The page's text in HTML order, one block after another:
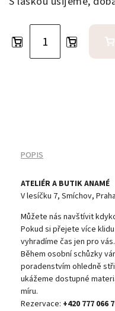
POPIS
ATELIÉR A BUTIK ANAMÉ
V lesíčku 7, Smíchov,
Můžete nás navštívit
Pokud si přejete více
vyhradíme čas jen pro vás.
Během osobní schůzky
poradenstvím ohledně
ukážeme dostupné
míru.
Rezervace: +420 777 066